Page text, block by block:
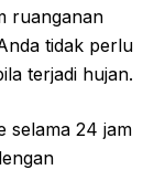
ruanganan
tidak perlu
terjadi hujan.
selama 24 jam